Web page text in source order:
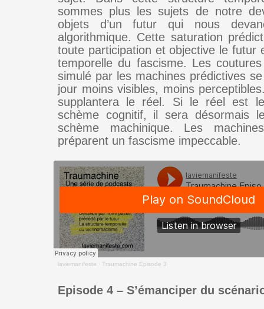
sommes plus les sujets de notre
objets d’un futur qui nous
algorithmique. Cette saturation
toute participation et objective le futur
temporelle du fascisme. Les
simulé par les machines prédictives
jour moins visibles, moins
supplantera le réel. Si le réel est le
schème cognitif, il sera désormais
schème machinique. Les
préparent un fascisme impeccable.
laviemanifeste · Traumachine Episode 3
Episode 4 – S’émanciper du